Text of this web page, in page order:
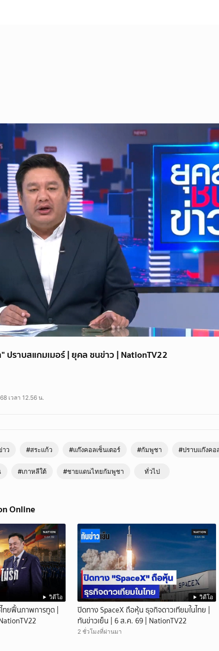
ปราบสแกมเมอร์ | ยุคล ชนข่าว | NationTV22
กมเมอร์ ระงับส่งอาสาสมัครทางการแพทยืไปกัมพูชา ล่าสุดส่งตำรวจหน่วยข่าวกร
มตัวชาวเกาหลีใต้ไว้ 80 คน อ้างคนเหล่านี้ไม่อยากกลับประเทศ
เวลา 12.56 น.
ว #สระแก้ว #แก๊งคอลเซ็นเตอร์ #กัมพูชา #ปราบแก๊งคอ
#เกาหลีใต้ #ชายแดนไทยกัมพูชา ทั่วไป
Online
วิดีโอ
ทยฟื้นภาพการทูต |
วิดีโอ
ปิดทาง SpaceX ถือหุ้น ธุจกิจดาวเทียมในไทย |
ทันข่าวเย็น | 6 ส.ค. 69 | NationTV22
2 ชั่วโมงที่ผ่านมา